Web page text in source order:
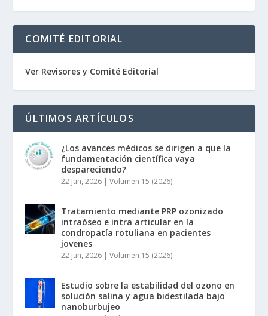
COMITÉ EDITORIAL
Ver Revisores y Comité Editorial
ÚLTIMOS ARTÍCULOS
¿Los avances médicos se dirigen a que la
fundamentación científica vaya
despareciendo?
22 Jun, 2026 |Volumen 15 (2026)
Tratamiento mediante PRP ozonizado
intraóseo e intra articular en la
condropatía rotuliana en pacientes
jovenes
22 Jun, 2026 |Volumen 15 (2026)
Estudio sobre la estabilidad del ozono en
solución salina y agua bidestilada bajo
nanoburbujeo